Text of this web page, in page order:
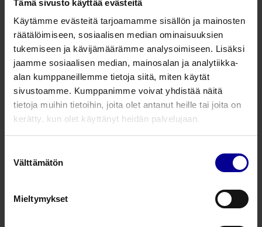
Tämä sivusto käyttää evästeitä
Käytämme evästeitä tarjoamamme sisällön ja mainosten
räätälöimiseen, sosiaalisen median ominaisuuksien
tukemiseen ja kävijämäärämme analysoimiseen. Lisäksi
jaamme sosiaalisen median, mainosalan ja analytiikka-
alan kumppaneillemme tietoja siitä, miten käytät
sivustoamme. Kumppanimme voivat yhdistää näitä
tietoja muihin tietoihin, joita olet antanut heille tai joita on
kerätty, kun olet käyttänyt heidän palvelujaan.
valinta
Välttämätön
Mieltymykset
• Selkeä hoitoprotokolla
• Hyvä bioyhteensopivuus
• Vähentää infektioita